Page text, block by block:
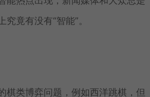
竟有没有“智能”。
棋类博弈问题，例如西洋跳棋，但